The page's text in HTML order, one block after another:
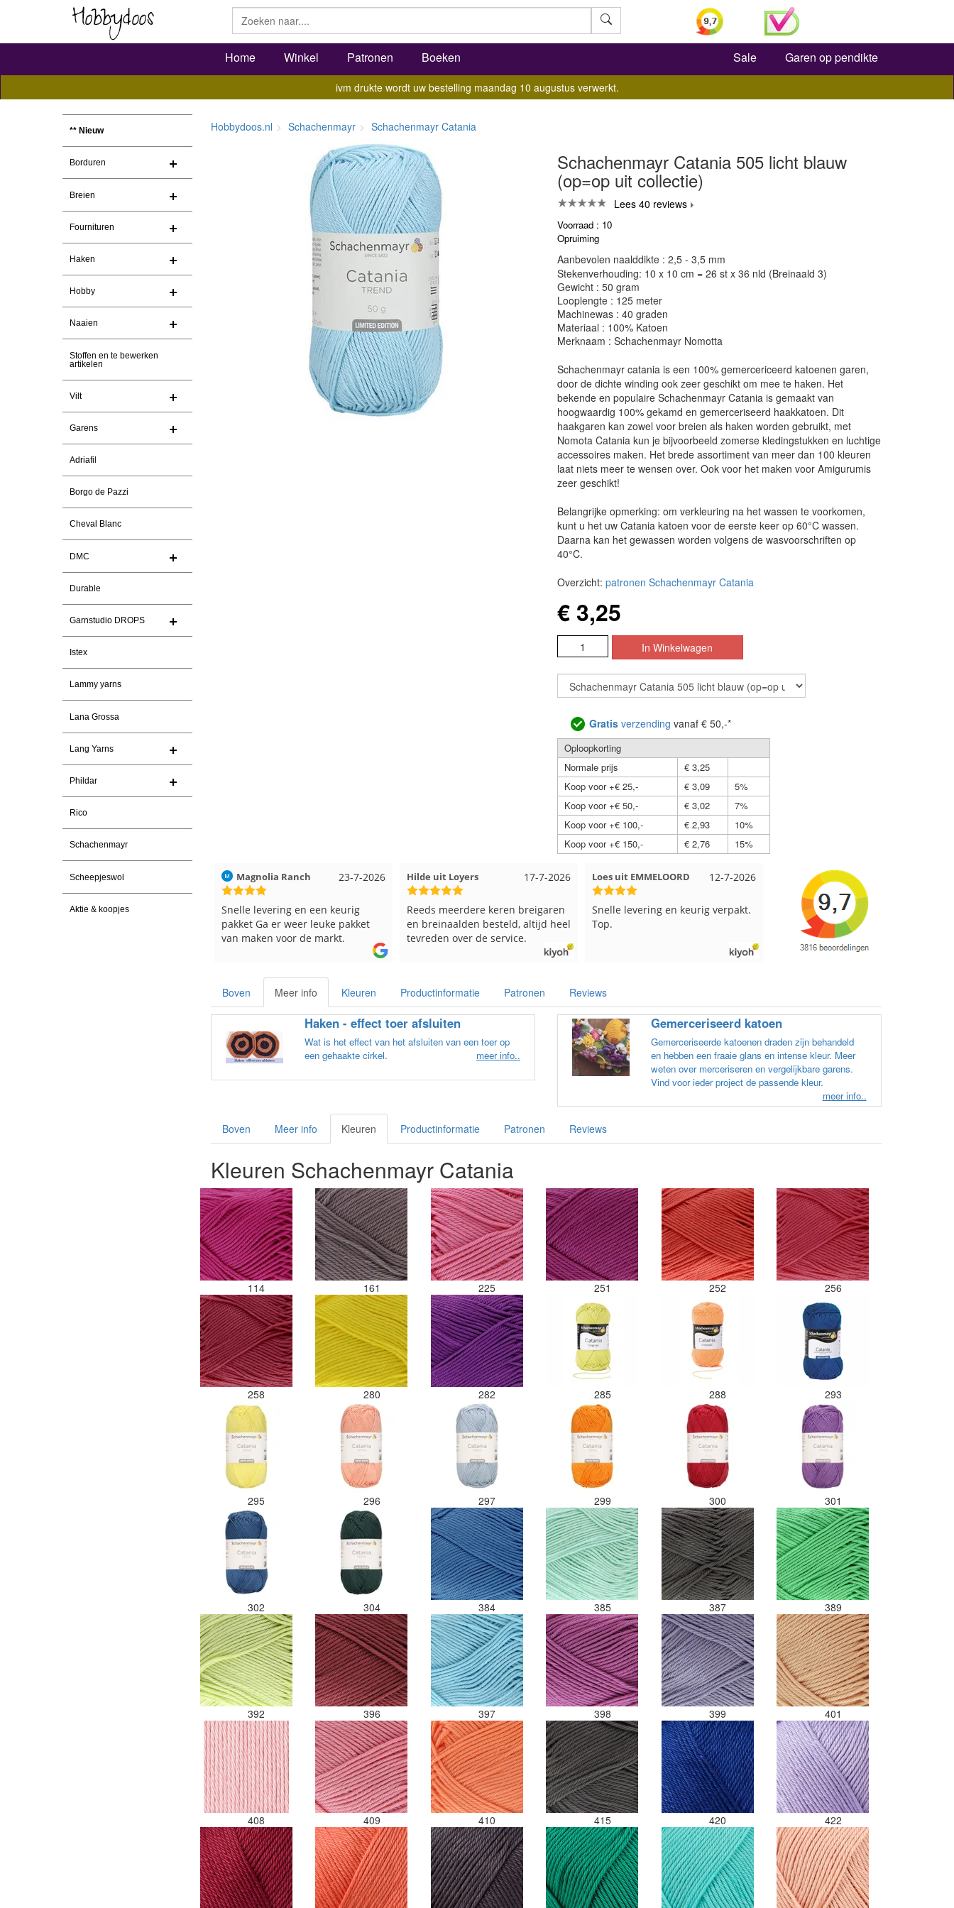
Zoeken
Home Winkel Patronen Boeken Sale Garen op pendikte
ivm drukte wordt uw bestelling maandag 10 augustus verwerkt.
** Nieuw
Borduren
Breien
Fournituren
Haken
Hobby
Naaien
Stoffen en te bewerken
artikelen
Vilt
Garens
Adriafil
Borgo de Pazzi
Cheval Blanc
DMC
Durable
Garnstudio DROPS
Istex
Lammy yarns
Lana Grossa
Lang Yarns
Phildar
Rico
Schachenmayr
Scheepjeswol
Aktie & koopjes
Hobbydoos.nl Schachenmayr Schachenmayr Catania
Schachenmayr Catania 505 licht blauw
(op=op uit collectie)
Lees 40 reviews
Voorraad : 10
Opruiming
Aanbevolen naalddikte : 2,5 - 3,5 mm
Stekenverhouding: 10 x 10 cm = 26 st x 36 nld (Breinaald 3)
Gewicht : 50 gram
Looplengte : 125 meter
Machinewas : 40 graden
Materiaal : 100% Katoen
Merknaam : Schachenmayr Nomotta
Schachenmayr catania is een 100% gemercericeerd katoenen garen,
door de dichte winding ook zeer geschikt om mee te haken. Het
bekende en populaire Schachenmayr Catania is gemaakt van
hoogwaardig 100% gekamd en gemerceriseerd haakkatoen. Dit
haakgaren kan zowel voor breien als haken worden gebruikt, met
Nomota Catania kun je bijvoorbeeld zomerse kledingstukken en luchtige
accessoires maken. Het brede assortiment van meer dan 100 kleuren
laat niets meer te wensen over. Ook voor het maken voor Amigurumis
zeer geschikt!
Belangrijke opmerking: om verkleuring na het wassen te voorkomen,
kunt u het uw Catania katoen voor de eerste keer op 60°C wassen.
Daarna kan het gewassen worden volgens de wasvoorschriften op
40°C.
Overzicht: patronen Schachenmayr Catania
€ 3,25
Gratisverzending vanaf € 50,-*
Oploopkorting
Normale prijs
€ 3,25
Koop voor +€ 25,-
€ 3,09
5%
Koop voor +€ 50,-
€ 3,02
7%
Koop voor +€ 100,-
€ 2,93
10%
Koop voor +€ 150,-
€ 2,76 15%
Christel Vanderlinden
Snelle levering. En prima garen
23-7-2026
Magnolia Ranch
Snelle levering en een keurig
pakket Ga er weer leuke pakket
van maken voor de markt.
17-7-2026
Hilde uit Loyers
Reeds meerdere keren breigaren
en breinaalden besteld, altijd heel
tevreden over de service.
12-7-2026
Loes uit EMMELOORD
Snelle levering en keurig verpakt.
Top.
Nell uit Beuningen
Goed verpakt en snelgeleverd
Boven Meer info Kleuren Productinformatie Patronen Reviews
Haken - effect toer afsluiten
Wat is het effect van het afsluiten van een toer op
een gehaakte cirkel.
meer info..
Gemerceriseerd katoen
Gemerceriseerde katoenen draden zijn behandeld
en hebben een fraaie glans en intense kleur. Meer
weten over merceriseren en vergelijkbare garens.
Vind voor ieder project de passende kleur.
meer info..
Boven Meer info Kleuren Productinformatie Patronen Reviews
Kleuren Schachenmayr Catania
114 161 225 251 252 256
258 280 282 285 288 293
295 296 297 299 300 301
302 304 384 385 387 389
392 396 397 398 399 401
408 409 410 415 420 422